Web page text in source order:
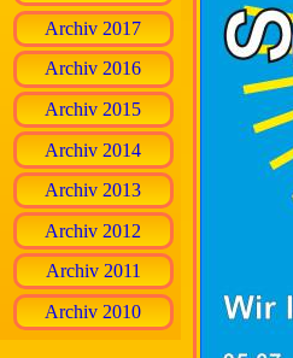
Archiv 2017
Archiv 2016
Archiv 2015
Archiv 2014
Archiv 2013
Archiv 2012
Archiv 2011
Archiv 2010